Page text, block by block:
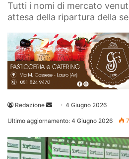
Tutti i nomi di mercato
attesa della ripartura della
Redazione
Invia 4 Giugno 2026
Ultimo aggiornamento: 4 Giugno 2026